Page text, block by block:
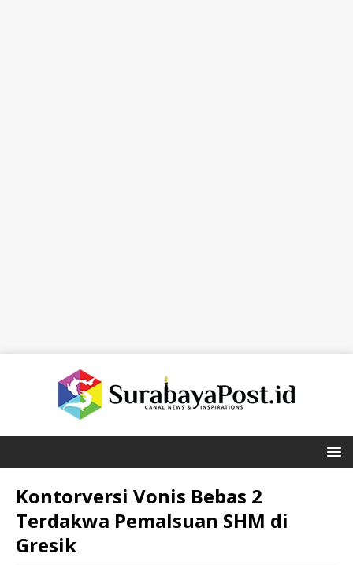
Kontorversi Vonis Bebas 2
Terdakwa Pemalsuan SHM di
Gresik